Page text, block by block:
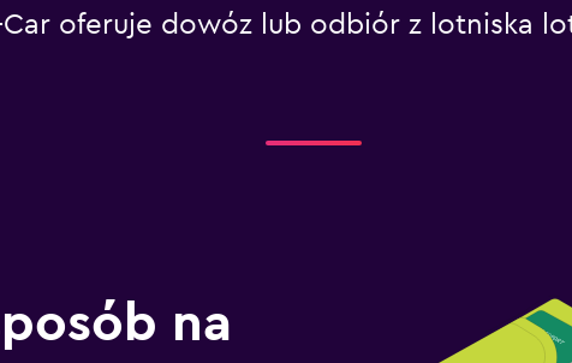
oferuje dowóz lub odbiór z lotniska
na